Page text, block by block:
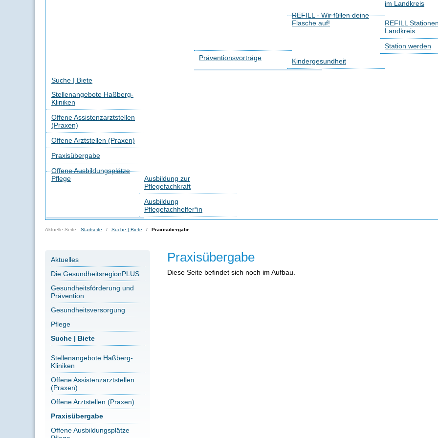
im Landkreis
REFILL - Wir füllen deine
Flasche auf!
REFILL
Landkreis
Station werden
Präventionsvorträge
Kindergesundheit
Suche | Biete
Stellenangebote Haßberg-
Kliniken
Offene Assistenzarztstellen
(Praxen)
Offene Arztstellen (Praxen)
Praxisübergabe
Offene Ausbildungsplätze
Pflege
Ausbildung zur
Pflegefachkraft
Ausbildung
Pflegefachhelfer*in
Aktuelle Seite: Startseite Suche | Biete Praxisübergabe
Aktuelles
Die GesundheitsregionPLUS
Gesundheitsförderung und
Prävention
Gesundheitsversorgung
Pflege
Suche | Biete
Stellenangebote Haßberg-
Kliniken
Offene Assistenzarztstellen
(Praxen)
Offene Arztstellen (Praxen)
Praxisübergabe
Offene Ausbildungsplätze
Praxisübergabe
Diese Seite befindet sich noch im Aufbau.